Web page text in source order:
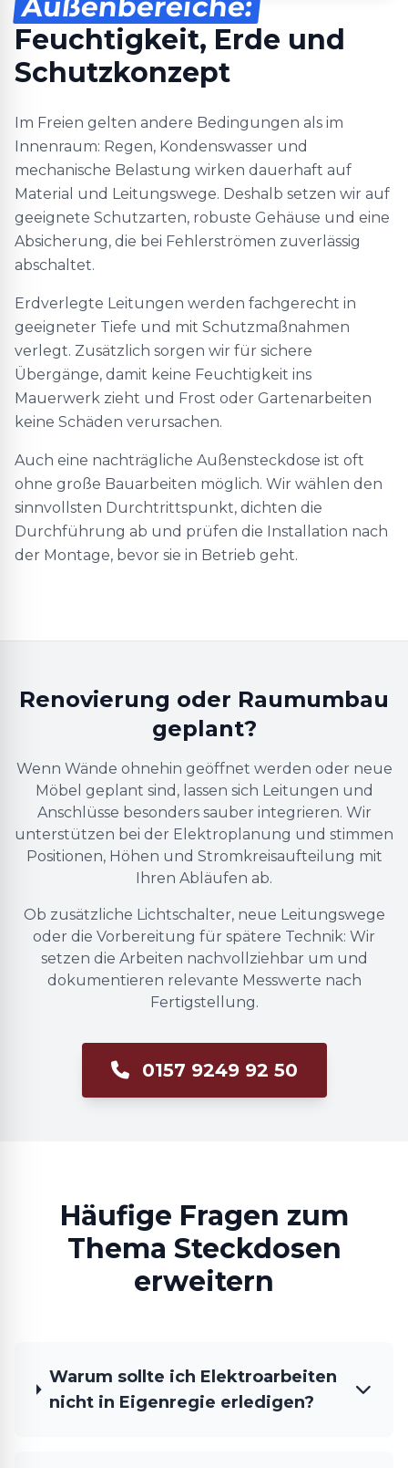
Außenbereiche:
Feuchtigkeit, Erde und
Schutzkonzept
Im Freien gelten andere Bedingungen als im
Innenraum: Regen, Kondenswasser und
mechanische Belastung wirken dauerhaft auf
Material und Leitungswege. Deshalb setzen wir auf
geeignete Schutzarten, robuste Gehäuse und eine
Absicherung, die bei Fehlerströmen zuverlässig
abschaltet.
Erdverlegte Leitungen werden fachgerecht in
geeigneter Tiefe und mit Schutzmaßnahmen
verlegt. Zusätzlich sorgen wir für sichere
Übergänge, damit keine Feuchtigkeit ins
Mauerwerk zieht und Frost oder Gartenarbeiten
keine Schäden verursachen.
Auch eine nachträgliche Außensteckdose ist oft
ohne große Bauarbeiten möglich. Wir wählen den
sinnvollsten Durchtrittspunkt, dichten die
Durchführung ab und prüfen die Installation nach
der Montage, bevor sie in Betrieb geht.
Renovierung oder Raumumbau
geplant?
Wenn Wände ohnehin geöffnet werden oder neue
Möbel geplant sind, lassen sich Leitungen und
Anschlüsse besonders sauber integrieren. Wir
unterstützen bei der Elektroplanung und stimmen
Positionen, Höhen und Stromkreisaufteilung mit
Ihren Abläufen ab.
Ob zusätzliche Lichtschalter, neue Leitungswege
oder die Vorbereitung für spätere Technik: Wir
setzen die Arbeiten nachvollziehbar um und
dokumentieren relevante Messwerte nach
Fertigstellung.
0157 9249 92 50
Häufige Fragen zum
Thema Steckdosen
erweitern
Warum sollte ich Elektroarbeiten
nicht in Eigenregie erledigen?